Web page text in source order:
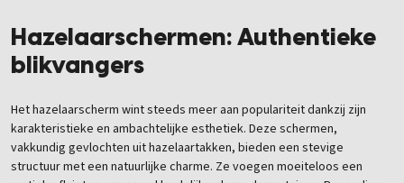
Hazelaarschermen: Authentieke
blikvangers
Het hazelaarscherm wint steeds meer aan populariteit dankzij zijn
karakteristieke en ambachtelijke esthetiek. Deze schermen,
vakkundig gevlochten uit hazelaartakken, bieden een stevige
structuur met een natuurlijke charme. Ze voegen moeiteloos een